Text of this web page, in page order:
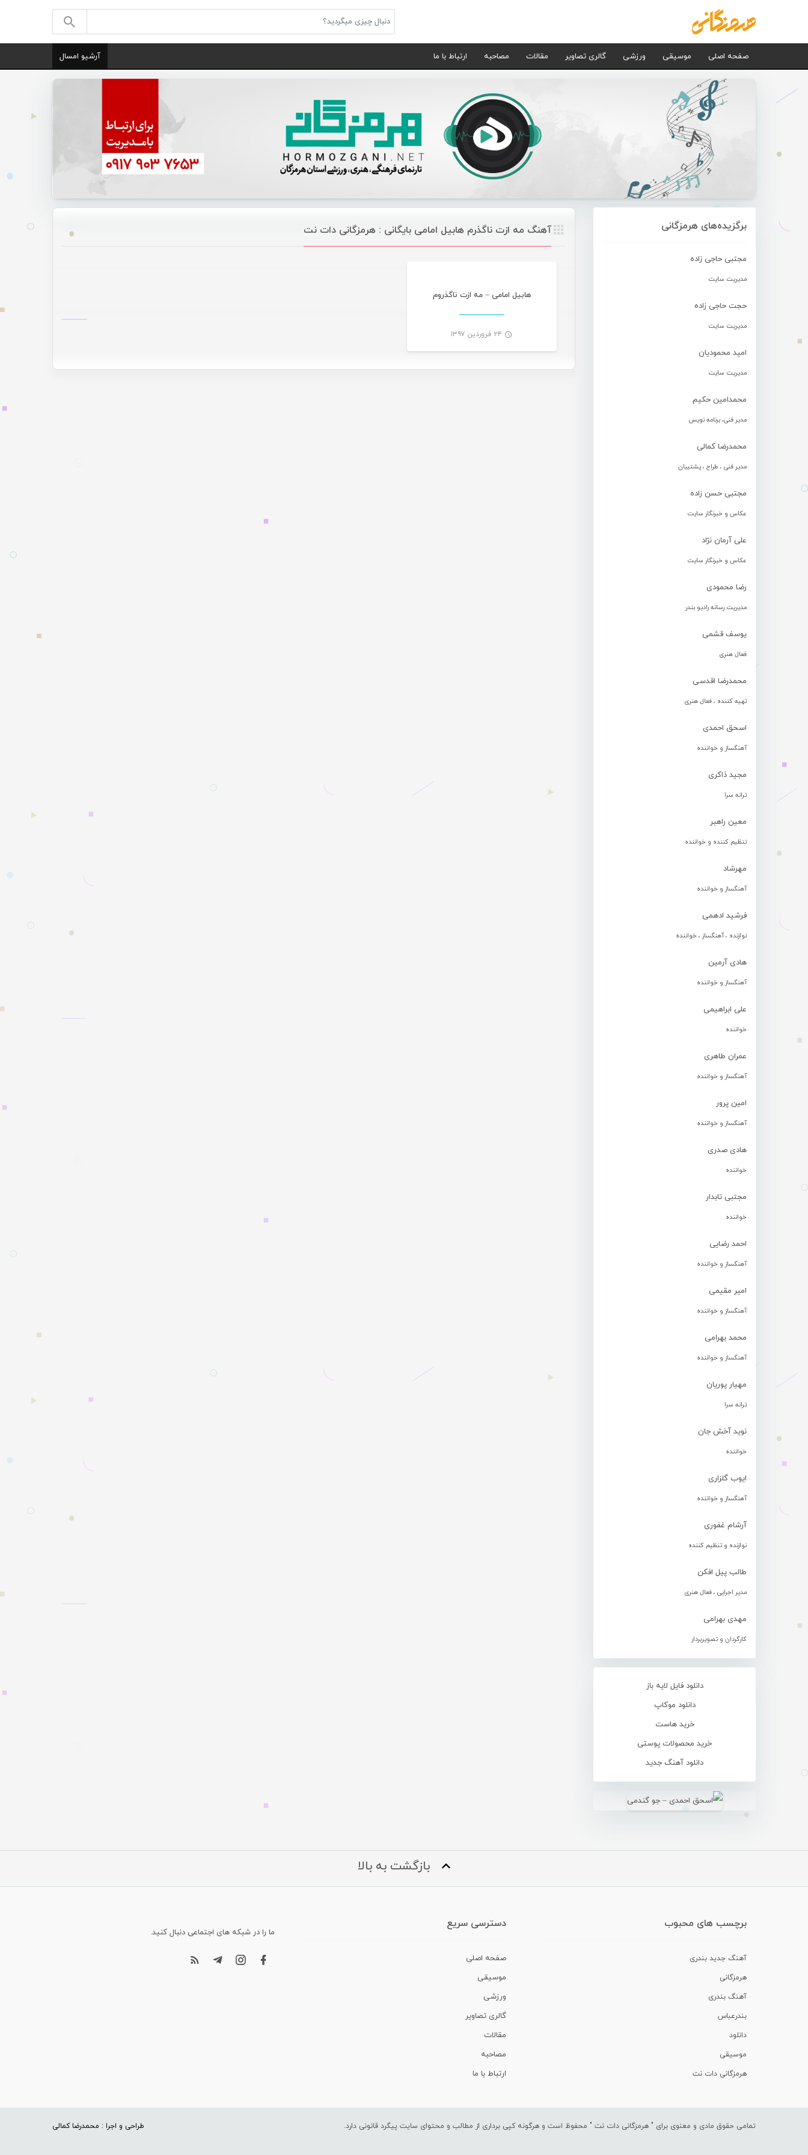
صفحه اصلی موسیقی ورزشی گالری تصاویر مقالات مصاحبه ارتباط با ما آرشیو امسال
برگزیده‌های هرمزگانی
مجتبی حاجی زاده
مدیریت سایت
حجت حاجی زاده
مدیریت سایت
امید محمودیان
مدیریت سایت
محمدامین حکیم
مدیر فنی، برنامه نویس
محمدرضا کمالی
مدیر فنی ، طراح ، پشتیبان
مجتبی حسن زاده
عکاس و خبرنگار سایت
علی آرمان نژاد
عکاس و خبرنگار سایت
رضا محمودی
مدیریت رسانه رادیو بندر
یوسف قشمی
فعال هنری
محمدرضا اقدسی
تهیه کننده ، فعال هنری
اسحق احمدی
آهنگساز و خواننده
مجید ذاکری
ترانه سرا
معین راهبر
تنظیم کننده و خواننده
مهرشاد
آهنگساز و خواننده
فرشید ادهمی
نوازنده ، آهنگساز ، خواننده
هادی آرمین
آهنگساز و خواننده
علی ابراهیمی
خواننده
عمران طاهری
آهنگساز و خواننده
امین پرور
آهنگساز و خواننده
هادی صدری
خواننده
مجتبی تابدار
خواننده
احمد رضایی
آهنگساز و خواننده
امیر مقیمی
آهنگساز و خواننده
محمد بهرامی
آهنگساز و خواننده
مهیار پوریان
ترانه سرا
نوید آخش جان
خواننده
ایوب گلزاری
آهنگساز و خواننده
آرشام غفوری
نوازنده و تنظیم کننده
طالب پیل افکن
مدیر اجرایی ، فعال هنری
مهدی بهرامی
کارگردان و تصویربردار
دانلود فایل لایه باز
دانلود موکاپ
خرید هاست
خرید محصولات پوستی
دانلود آهنگ جدید
آهنگ مه ازت ناگذرم هابیل امامی بایگانی : هرمزگانی دات نت
هابیل امامی – مه ازت ناگذروم
۲۴ فروردین ۱۳۹۷
بازگشت به بالا
برچسب های محبوب
آهنگ جدید بندری
هرمزگانی
آهنگ بندری
بندرعباس
دانلود
موسیقی
هرمزگانی دات نت
دسترسی سریع
صفحه اصلی
موسیقی
ورزشی
گالری تصاویر
مقالات
مصاحبه
ارتباط با ما
ما را در شبکه های اجتماعی دنبال کنید.
تمامی حقوق مادی و معنوی برای " هرمزگانی دات نت " محفوظ است و هرگونه کپی برداری از مطالب و محتوای سایت پیگرد قانونی دارد. طراحی و اجرا : محمدرضا کمالی